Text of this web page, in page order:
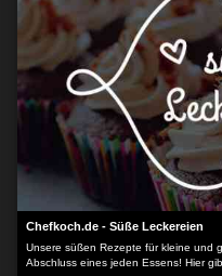
Chefkoch.de - Süße Leckereien
Unsere süßen Rezepte für kleine und
Abschluss eines jeden Essens! Hier